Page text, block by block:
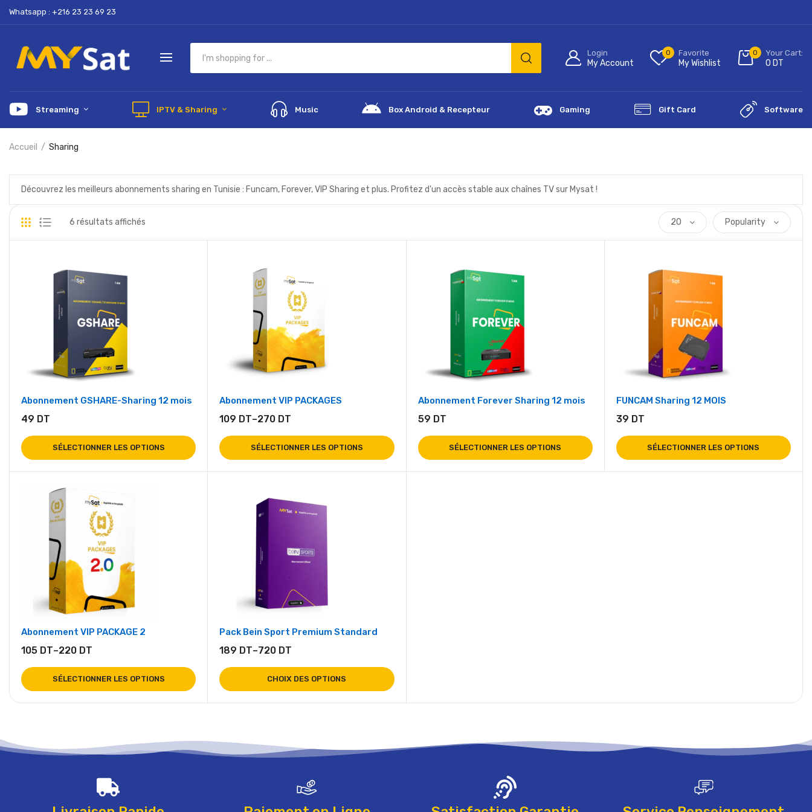
Whatsapp : +216 23 23 69 23
Login
My Account
0 Favorite
My Wishlist
0 Your Cart:
0 DT
Streaming IPTV & Sharing Music Box Android & Recepteur Gaming Gift Card Software
Accueil Sharing
Découvrez les meilleurs abonnements sharing en Tunisie : Funcam, Forever, VIP Sharing et plus. Profitez d'un accès stable aux chaînes TV sur Mysat !
6 résultats affichés 20 Popularity
Abonnement GSHARE-Sharing 12 mois
49 DT
SÉLECTIONNER LES OPTIONS
Abonnement VIP PACKAGES
109 DT–270 DT
SÉLECTIONNER LES OPTIONS
Abonnement Forever Sharing 12 mois
59 DT
SÉLECTIONNER LES OPTIONS
FUNCAM Sharing 12 MOIS
39 DT
SÉLECTIONNER LES OPTIONS
Abonnement VIP PACKAGE 2
105 DT–220 DT
SÉLECTIONNER LES OPTIONS
Pack Bein Sport Premium Standard
189 DT–720 DT
CHOIX DES OPTIONS